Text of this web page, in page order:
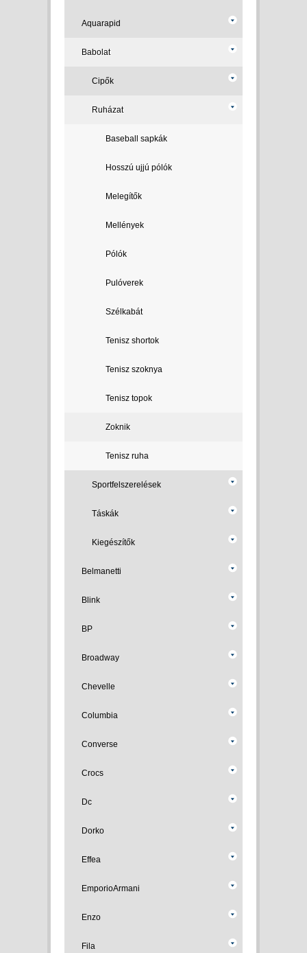
Aquarapid
Babolat
Cipők
Ruházat
Baseball sapkák
Hosszú ujjú pólók
Melegítők
Mellények
Pólók
Pulóverek
Szélkabát
Tenisz shortok
Tenisz szoknya
Tenisz topok
Zoknik
Tenisz ruha
Sportfelszerelések
Táskák
Kiegészítők
Belmanetti
Blink
BP
Broadway
Chevelle
Columbia
Converse
Crocs
Dc
Dorko
Effea
EmporioArmani
Enzo
Fila